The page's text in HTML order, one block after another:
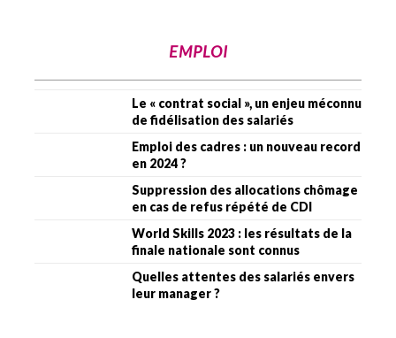
EMPLOI
Le « contrat social », un enjeu méconnu
de fidélisation des salariés
Emploi des cadres : un nouveau record
en 2024 ?
Suppression des allocations chômage
en cas de refus répété de CDI
World Skills 2023 : les résultats de la
finale nationale sont connus
Quelles attentes des salariés envers
leur manager ?